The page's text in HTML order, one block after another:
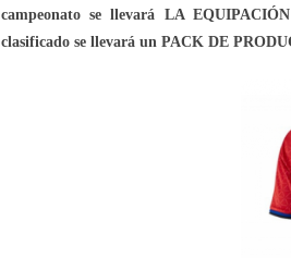
campeonato se llevará LA
clasificado se llevará un PACK DE